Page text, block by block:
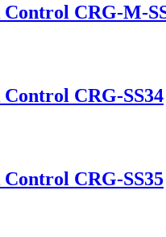
CRG-M-
CRG-SS34
CRG-SS35